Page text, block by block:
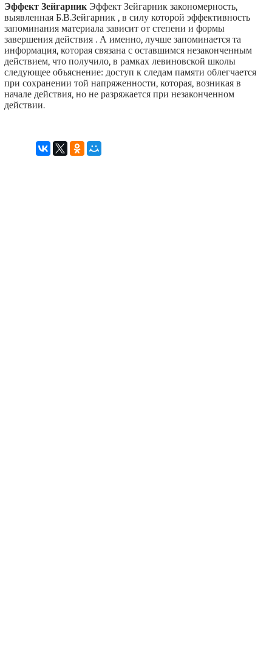
Эффект ЗейгарникЭффект Зейгарник закономерность,
выявленная Б.В.Зейгарник , в силу которой эффективность
запоминания материала зависит от степени и формы
завершения действия . А именно, лучше запоминается та
информация, которая связана с оставшимся незаконченным
действием, что получило, в рамках левиновской школы
следующее объяснение: доступ к следам памяти облегчается
при сохранении той напряженности, которая, возникая в
начале действия, но не разряжается при незаконченном
действии.